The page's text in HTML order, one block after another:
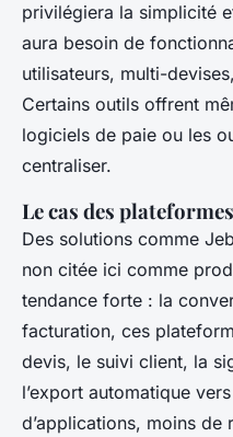
privilégiera la simplicité
aura besoin de
utilisateurs, multi-
Certains outils offrent
logiciels de paie ou les
centraliser.
Le cas des
Des solutions comme
non citée ici comme
tendance forte : la
facturation, ces
devis, le suivi client, la
l’export automatique
d’applications, moins de